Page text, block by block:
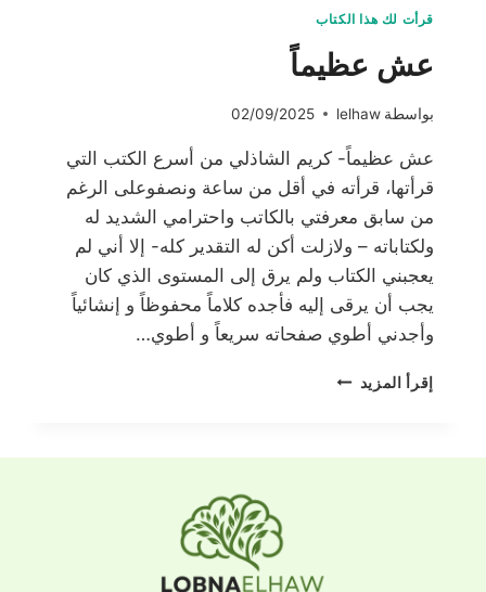
قرأت لك هذا الكتاب
عش عظيماً
بواسطة lelhaw
02/09/2025
عش عظيماً- كريم الشاذلي من أسرع الكتب التي
قرأتها، قرأته في أقل من ساعة ونصفوعلى الرغم
من سابق معرفتي بالكاتب واحترامي الشديد له
ولكتاباته – ولازلت أكن له التقدير كله- إلا أني لم
يعجبني الكتاب ولم يرق إلى المستوى الذي كان
يجب أن يرقى إليه فأجده كلاماً محفوظاً و إنشائياً
وأجدني أطوي صفحاته سريعاً و أطوي…
إقرأ المزيد عش